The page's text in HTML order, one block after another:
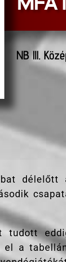
NB lll.
délelőtt
tudott
el a